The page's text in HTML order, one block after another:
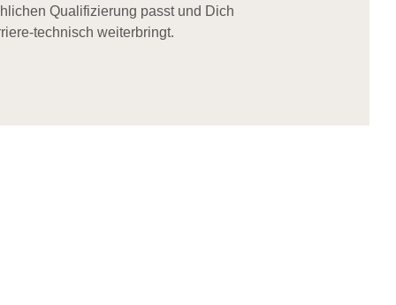
Qualifizierung passt und Dich
technisch weiterbringt.